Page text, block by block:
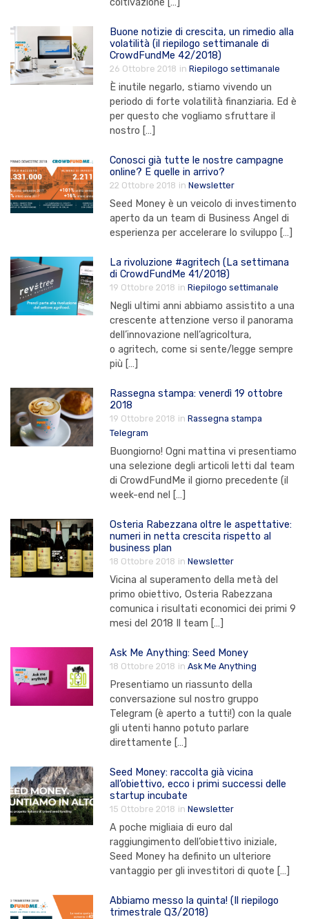
Buone notizie di crescita, un rimedio alla
volatilità (il riepilogo settimanale di
CrowdFundMe 42/2018)
26 Ottobre 2018 in Riepilogo settimanale
È inutile negarlo, stiamo vivendo un
periodo di forte volatilità finanziaria. Ed è
per questo che vogliamo sfruttare il
nostro […]
Conosci già tutte le nostre campagne
online? E quelle in arrivo?
22 Ottobre 2018 in Newsletter
Seed Money è un veicolo di investimento
aperto da un team di Business Angel di
esperienza per accelerare lo sviluppo […]
La rivoluzione #agritech (La settimana
di CrowdFundMe 41/2018)
19 Ottobre 2018 in Riepilogo settimanale
Negli ultimi anni abbiamo assistito a una
crescente attenzione verso il panorama
dell’innovazione nell’agricoltura,
o agritech, come si sente/legge sempre
più […]
Rassegna stampa: venerdì 19 ottobre
2018
19 Ottobre 2018 in Rassegna stampa
Telegram
Buongiorno! Ogni mattina vi presentiamo
una selezione degli articoli letti dal team
di CrowdFundMe il giorno precedente (il
week-end nel […]
Osteria Rabezzana oltre le aspettative:
numeri in netta crescita rispetto al
business plan
18 Ottobre 2018 in Newsletter
Vicina al superamento della metà del
primo obiettivo, Osteria Rabezzana
comunica i risultati economici dei primi 9
mesi del 2018 Il team […]
Ask Me Anything: Seed Money
18 Ottobre 2018 in Ask Me Anything
Presentiamo un riassunto della
conversazione sul nostro gruppo
Telegram (è aperto a tutti!) con la quale
gli utenti hanno potuto parlare
direttamente […]
Seed Money: raccolta già vicina
all’obiettivo, ecco i primi successi delle
startup incubate
15 Ottobre 2018 in Newsletter
A poche migliaia di euro dal
raggiungimento dell’obiettivo iniziale,
Seed Money ha definito un ulteriore
vantaggio per gli investitori di quote […]
Abbiamo messo la quinta! (Il riepilogo
trimestrale Q3/2018)